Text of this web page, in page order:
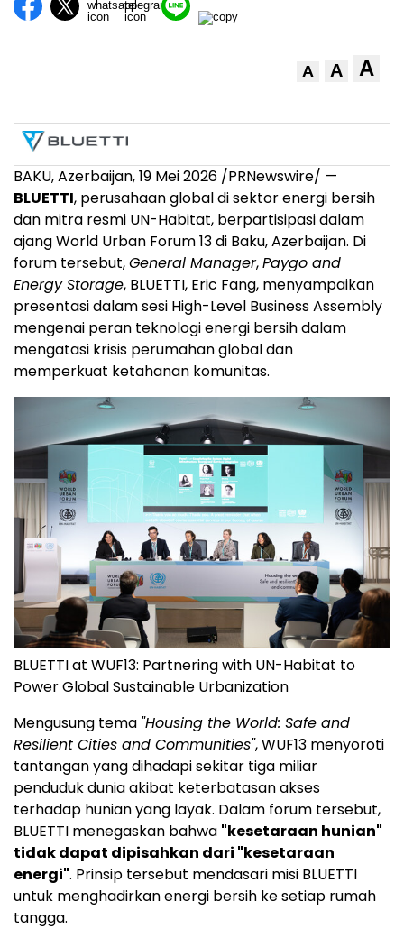
A A A
BAKU, Azerbaijan, 19 Mei 2026 /PRNewswire/ —
BLUETTI, perusahaan global di sektor energi bersih
dan mitra resmi UN-Habitat, berpartisipasi dalam
ajang World Urban Forum 13 di Baku, Azerbaijan. Di
forum tersebut,General Manager,Paygo and
Energy Storage, BLUETTI, Eric Fang, menyampaikan
presentasi dalam sesi High-Level Business Assembly
mengenai peran teknologi energi bersih dalam
mengatasi krisis perumahan global dan
memperkuat ketahanan komunitas.
BLUETTI at WUF13: Partnering with UN-Habitat to
Power Global Sustainable Urbanization
Mengusung tema "Housing the World: Safe and
Resilient Cities and Communities", WUF13 menyoroti
tantangan yang dihadapi sekitar tiga miliar
penduduk dunia akibat keterbatasan akses
terhadap hunian yang layak. Dalam forum tersebut,
BLUETTI menegaskan bahwa "kesetaraan hunian"
tidak dapat dipisahkan dari "kesetaraan
energi". Prinsip tersebut mendasari misi BLUETTI
untuk menghadirkan energi bersih ke setiap rumah
tangga.